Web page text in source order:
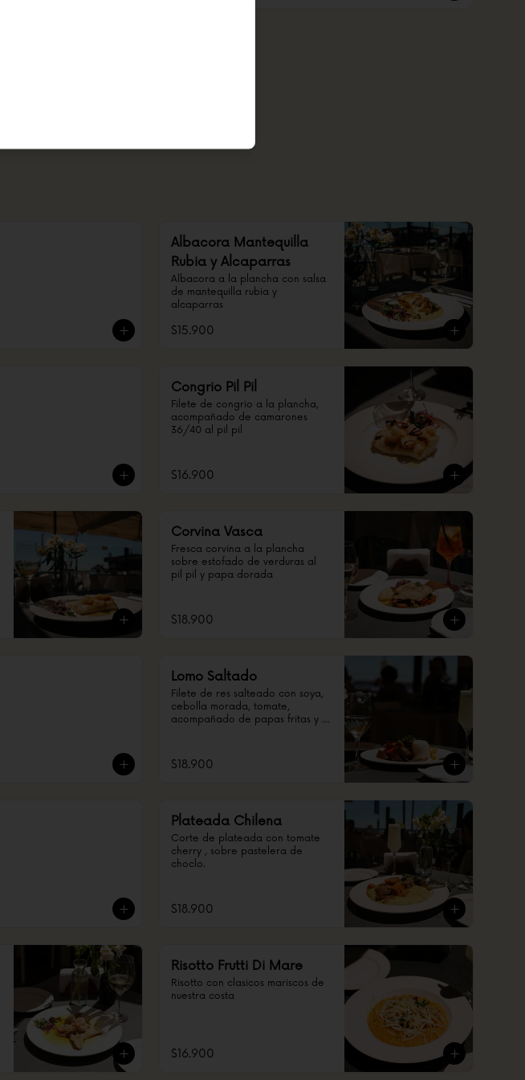
Albacora Mantequilla
Rubia y Alcaparras
Albacora a la plancha con salsa
de mantequilla rubia y
alcaparras
$15.900
Congrio Pil Pil
Filete de congrio a la plancha,
acompañado de camarones
36/40 al pil pil
$16.900
Corvina Vasca
Fresca corvina a la plancha
sobre estofado de verduras al
pil pil y papa dorada
$18.900
Lomo Saltado
Filete de res salteado con soya,
cebolla morada, tomate,
acompañado de papas fritas y
$18.900
Plateada Chilena
Corte de plateada con tomate
cherry , sobre pastelera de
choclo.
$18.900
Risotto Frutti Di Mare
Risotto con clasicos mariscos de
nuestra costa
$16.900